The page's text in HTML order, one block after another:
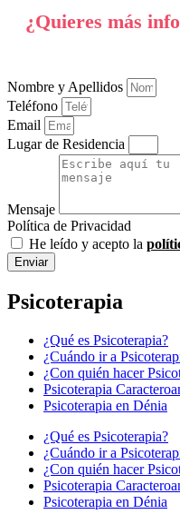
¿Quieres más
Nombre y Apellidos
Teléfono
Email
Lugar de Residencia
Mensaje
Política de Privacidad
He leído y acepto la
Enviar
Psicoterapia
¿Qué es Psicoterapia?
¿Cuándo ir a
¿Con quién hacer
Psicoterapia
Psicoterapia en Dénia
¿Qué es Psicoterapia?
¿Cuándo ir a
¿Con quién hacer
Psicoterapia
Psicoterapia en Dénia